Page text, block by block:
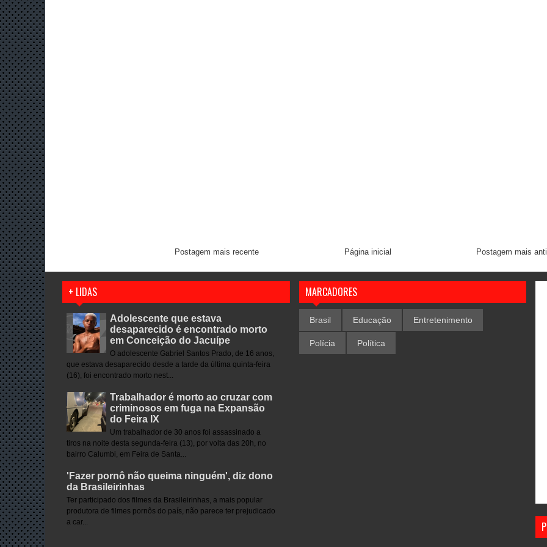
Postagem mais recente Postagem mais
Página inicial
+ LIDAS
Adolescente que estava
desaparecido é encontrado morto
em Conceição do Jacuípe
O adolescente Gabriel Santos Prado, de 16 anos,
que estava desaparecido desde a tarde da última quinta-feira
(16), foi encontrado morto nest...
Trabalhador é morto ao cruzar com
criminosos em fuga na Expansão
do Feira IX
Um trabalhador de 30 anos foi assassinado a
tiros na noite desta segunda-feira (13), por volta das 20h, no
bairro Calumbi, em Feira de Santa...
'Fazer pornô não queima ninguém', diz dono
da Brasileirinhas
Ter participado dos filmes da Brasileirinhas, a mais popular
produtora de filmes pornôs do país, não parece ter prejudicado
a car...
MARCADORES
Brasil Educação Entretenimento
Polícia Política